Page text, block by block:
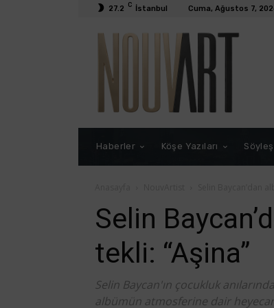
27.2 C İstanbul Cuma, Ağustos 7,
Haberler Köşe Yazıları
Selin
tekli: “Aşina”
Selin Baycan'ın çocukluk
albümün atmosferine dair